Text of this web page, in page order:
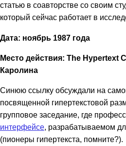
статью в соавторстве со своим
который сейчас работает в
Дата: ноябрь 1987 года
Место действия: The Hypertext
Каролина
Синюю ссылку обсуждали на
посвященной гипертекстовой
групповое заседание, где
интерфейсе, разрабатываемом
(пионеры гипертекста, помните?).